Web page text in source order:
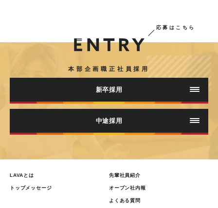
応募はこちら
本部企画職正社員採用
新卒採用
中途採用
LAVAとは
トップメッセージ
先輩社員紹介
オープン社内報
よくある質問